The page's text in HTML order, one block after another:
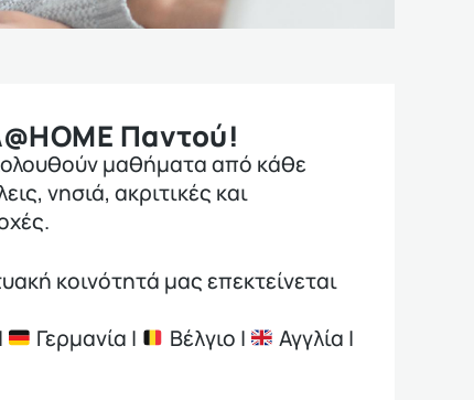
Παντού!
μαθήματα από κάθε
νησιά, ακριτικές και
κοινότητά μας επεκτείνεται
Γερμανία | Βέλγιο |
Αγγλία |